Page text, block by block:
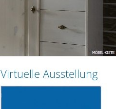
Virtuelle Ausstellung